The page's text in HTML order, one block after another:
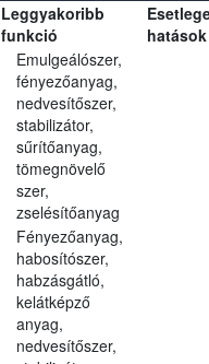
Leggyakoribb
funkció
hatások
Emulgeálószer,
fényezőanyag,
nedvesítőszer,
stabilizátor,
sűrítőanyag,
tömegnövelő
szer,
zselésítőanyag
Fényezőanyag,
habosítószer,
habzásgátló,
kelátképző
anyag,
nedvesítőszer,